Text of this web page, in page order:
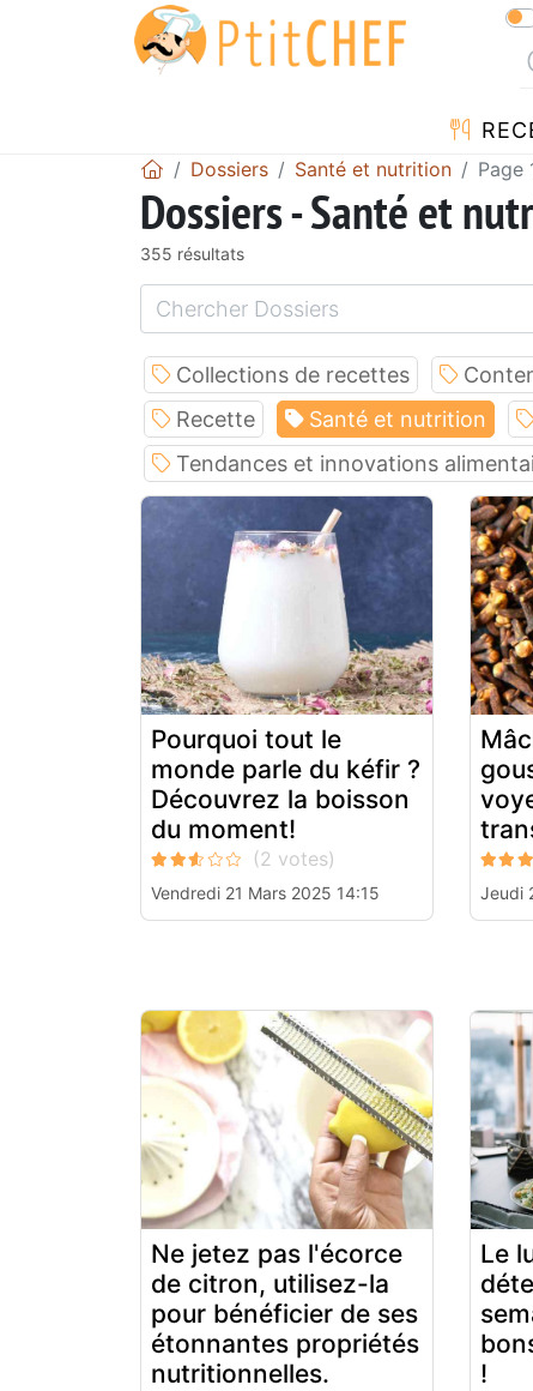
Dossiers Santé et nutrition Page
Dossiers - Santé et
355 résultats
Collections de recettes
Recette
Santé et nutrition
Tendances et innovations
Pourquoi tout le
monde parle du kéfir ?
Découvrez la boisson
du moment!
Vendredi 21 Mars 2025 14:15 Jeudi
Ne jetez pas l'écorce
de citron, utilisez-la
pour bénéficier de ses
étonnantes propriétés
nutritionnelles.
Le
!